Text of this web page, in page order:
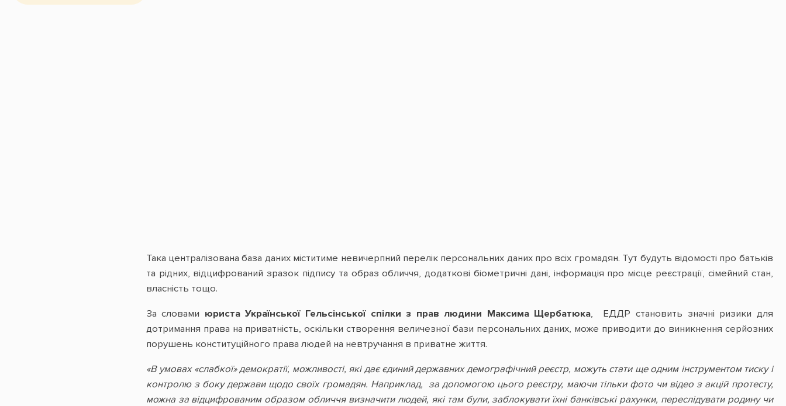
Така централізована база даних міститиме невичерпний перелік персональних даних про всіх громадян. Тут будуть відомості про батьків
та рідних, відцифрований зразок підпису та образ обличчя, додаткові біометричні дані, інформація про місце реєстрації, сімейний стан,
власність тощо.
За словами юриста Української Гельсінської спілки з прав людини Максима Щербатюка, ЕДДР становить значні ризики для
дотримання права на приватність, оскільки створення величезної бази персональних даних, може приводити до виникнення серйозних
порушень конституційного права людей на невтручання в приватне життя.
«В умовах «слабкої» демократії, можливості, які дає єдиний державних демографічний реєстр, можуть стати ще одним інструментом тиску і
контролю з боку держави щодо своїх громадян. Наприклад, за допомогою цього реєстру, маючи тільки фото чи відео з акцій протесту,
можна за відцифрованим образом обличчя визначити людей, які там були, заблокувати їхні банківські рахунки, переслідувати родину чи